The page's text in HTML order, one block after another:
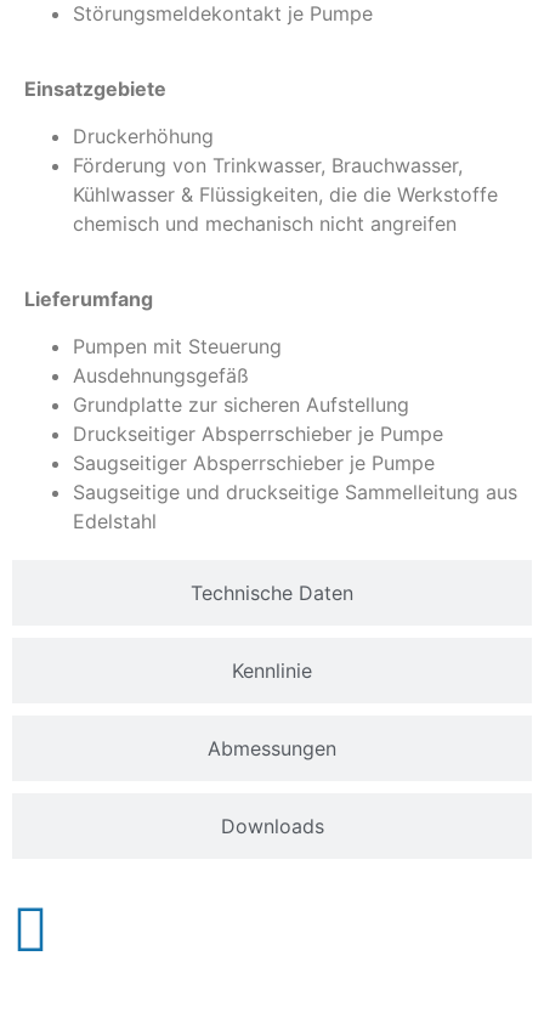
Technische Daten
Kennlinie
Abmessungen
Downloads
Störungsmeldekontakt je Pumpe
Einsatzgebiete
Druckerhöhung
Förderung von Trinkwasser, Brauchwasser,
Kühlwasser & Flüssigkeiten, die die Werkstoffe
chemisch und mechanisch nicht angreifen
Lieferumfang
Pumpen mit Steuerung
Ausdehnungsgefäß
Grundplatte zur sicheren Aufstellung
Druckseitiger Absperrschieber je Pumpe
Saugseitiger Absperrschieber je Pumpe
Saugseitige und druckseitige Sammelleitung aus
Edelstahl